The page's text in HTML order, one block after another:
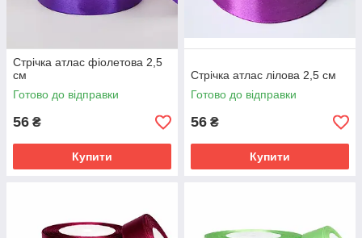
Стрічка атлас фіолетова 2,5
см
Готово до відправки
56 ₴
Купити
Стрічка атлас лілова 2,5 см
Готово до відправки
56 ₴
Купити